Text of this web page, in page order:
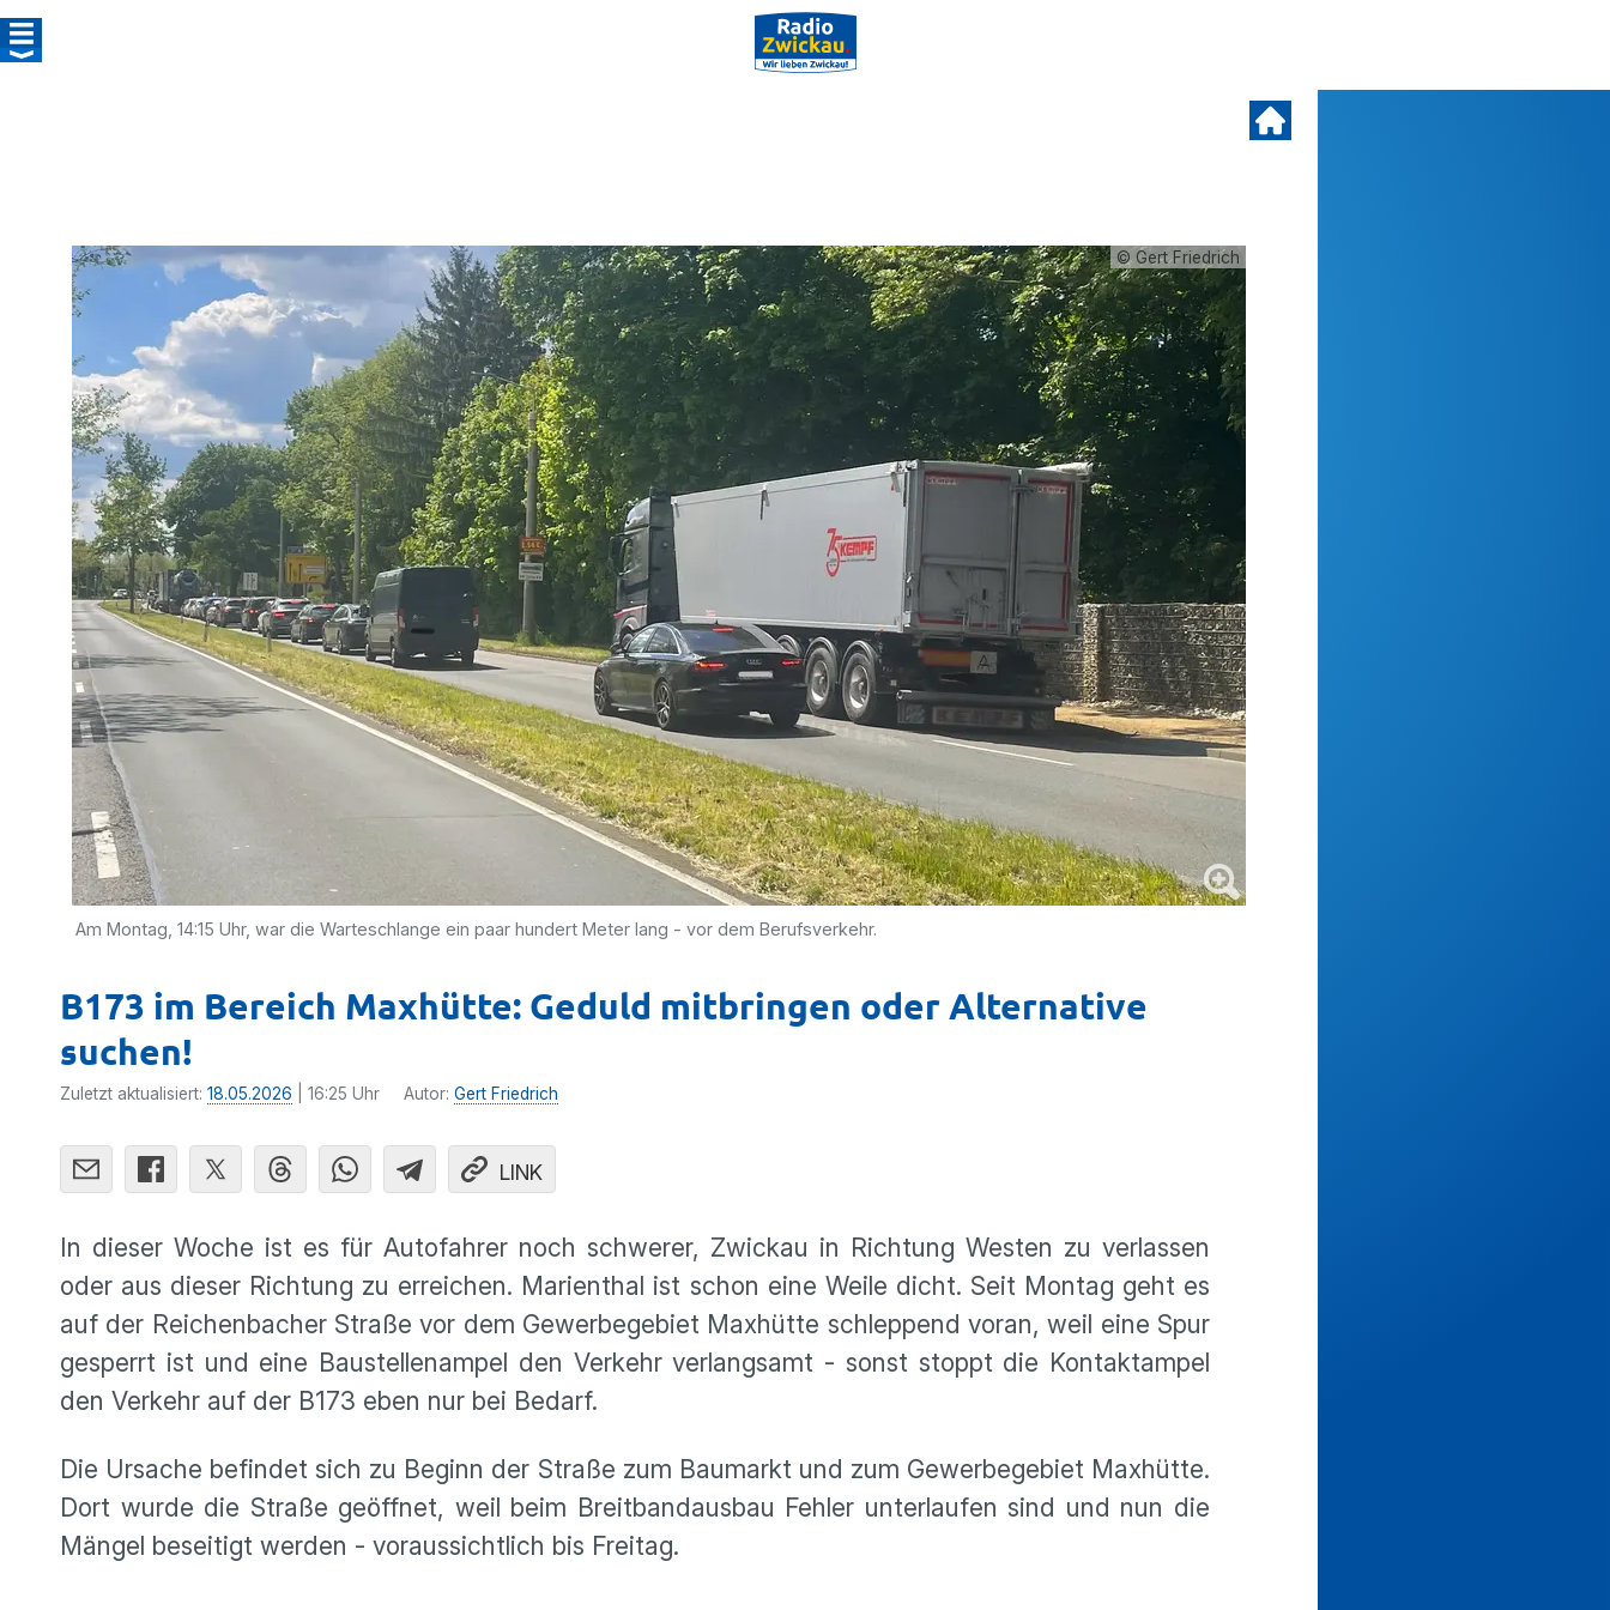
© Gert Friedrich
Am Montag, 14:15 Uhr, war die Warteschlange ein paar hundert Meter lang - vor dem Berufsverkehr.
B173 im Bereich Maxhütte: Geduld mitbringen oder Alternative
suchen!
Zuletzt aktualisiert: 18.05.2026 | 16:25 Uhr Autor: Gert Friedrich
LINK
In dieser Woche ist es für Autofahrer noch schwerer, Zwickau in Richtung Westen zu verlassen
oder aus dieser Richtung zu erreichen. Marienthal ist schon eine Weile dicht. Seit Montag geht es
auf der Reichenbacher Straße vor dem Gewerbegebiet Maxhütte schleppend voran, weil eine Spur
gesperrt ist und eine Baustellenampel den Verkehr verlangsamt - sonst stoppt die Kontaktampel
den Verkehr auf der B173 eben nur bei Bedarf.
Die Ursache befindet sich zu Beginn der Straße zum Baumarkt und zum Gewerbegebiet Maxhütte.
Dort wurde die Straße geöffnet, weil beim Breitbandausbau Fehler unterlaufen sind und nun die
Mängel beseitigt werden - voraussichtlich bis Freitag.